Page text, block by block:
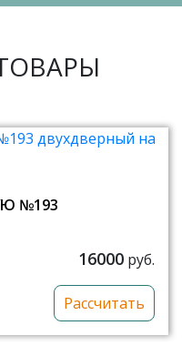
№193
16000 руб.
Рассчитать